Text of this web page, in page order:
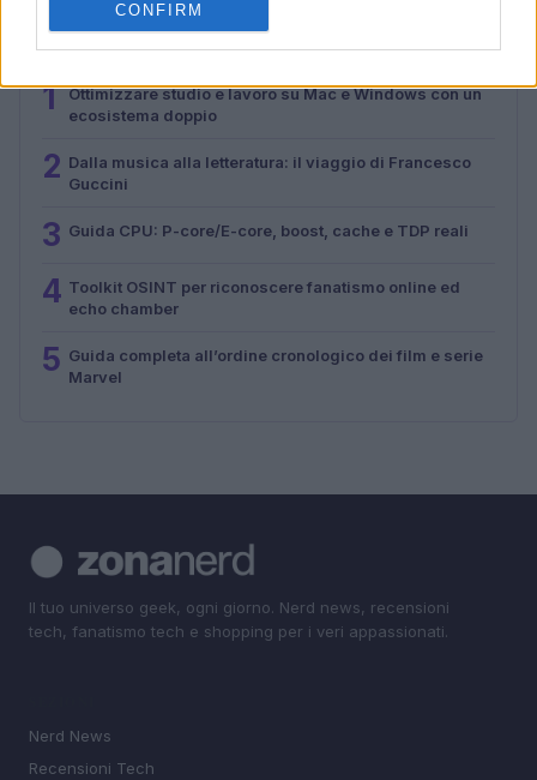
CONFIRM
PIÙ LETTI
1
Ottimizzare studio e lavoro su Mac e Windows con un
ecosistema doppio
2 Dalla musica alla letteratura: il viaggio di Francesco
Guccini
3 Guida CPU: P-core/E-core, boost, cache e TDP reali
4 Toolkit OSINT per riconoscere fanatismo online ed
echo chamber
5 Guida completa all’ordine cronologico dei film e serie
Marvel
Il tuo universo geek, ogni giorno. Nerd news, recensioni
tech, fanatismo tech e shopping per i veri appassionati.
Nerd News
Recensioni Tech